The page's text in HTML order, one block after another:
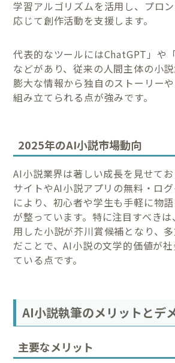
学習アルゴリズムを活用し、プロ
応じて創作活動を支援します。
代表的なツールにはChatGPT」や
などがあり、従来の人間主体の小説
膨大な情報から独自のストーリー
組み立てられる点が強みです。
2025年のAI小説市場動向
AI小説業界は著しい成長を見せて
サイトやAI小説アプリの無料・ロ
により、初心者や学生も手軽に物
が整っています。特に注目すべき
用した小説が芥川賞候補となり、
だことで、AI小説の文学的価値が
ている点です。
AI小説執筆のメリットとデ
主要なメリット